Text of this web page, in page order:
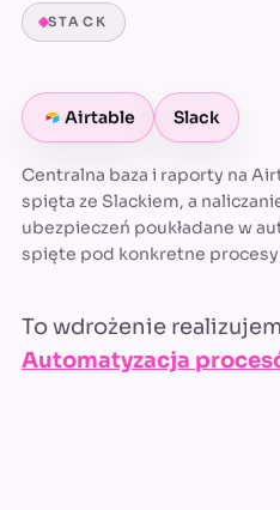
STACK
Airtable Slack
Centralna baza i raporty na
spięta ze Slackiem, a
ubezpieczeń poukładane w
spięte pod konkretne procesy
To wdrożenie
Automatyzacja